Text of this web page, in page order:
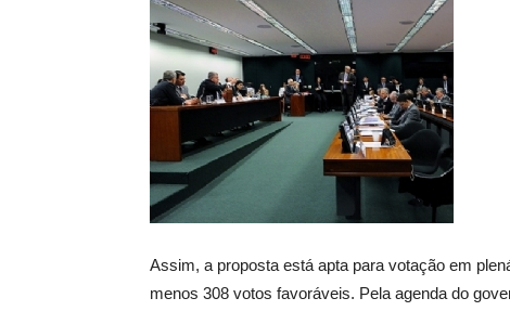
Assim, a proposta está apta para votação em
menos 308 votos favoráveis. Pela agenda do